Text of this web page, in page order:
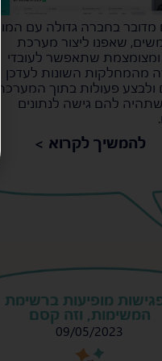
בחברה גדולה עם המון
שאפנו ליצור מערכת
ומצומצמת שתאפשר לעובדי
מהמחלקות השונות לעדכן
ולבצע פעולות בתוך המערכת,
להם גישה לנתונים
להמשיך לקרוא >
מופיעות ברשימת
המשימות, וזה קסם
09/05/2023
s
s